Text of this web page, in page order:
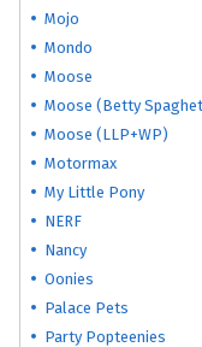
Mojo
Mondo
Moose
Moose (Betty
Moose (LLP+WP)
Motormax
My Little Pony
NERF
Nancy
Oonies
Palace Pets
Party Popteenies